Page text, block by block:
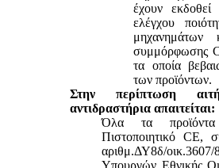
έχουν εκδοθεί
ελέγχου
μηχανημάτων
συμμόρφωσης
τα οποία
των προϊόντων.
Στην περίπτωση
αντιδραστήρια απαιτείται:
Όλα τα
Πιστοποιητικό
αριθμ.ΔΥ8δ/